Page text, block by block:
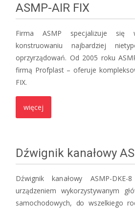
ASMP-AIR FIX
Firma ASMP specjalizuje się
konstruowaniu najbardziej
oprzyrządowań. Od 2005 roku
firmą Profplast – oferuje
FIX.
więcej
Dźwignik kanałowy
Dźwignik kanałowy ASMP-
urządzeniem wykorzystywanym
samochodowych, do wszelkiego